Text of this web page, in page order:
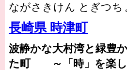
ながさきけん とぎつち
長崎県 時津町
波静かな大村湾と緑豊
た町 ～「時」を楽し